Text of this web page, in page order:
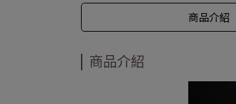
商品介紹
商品介紹